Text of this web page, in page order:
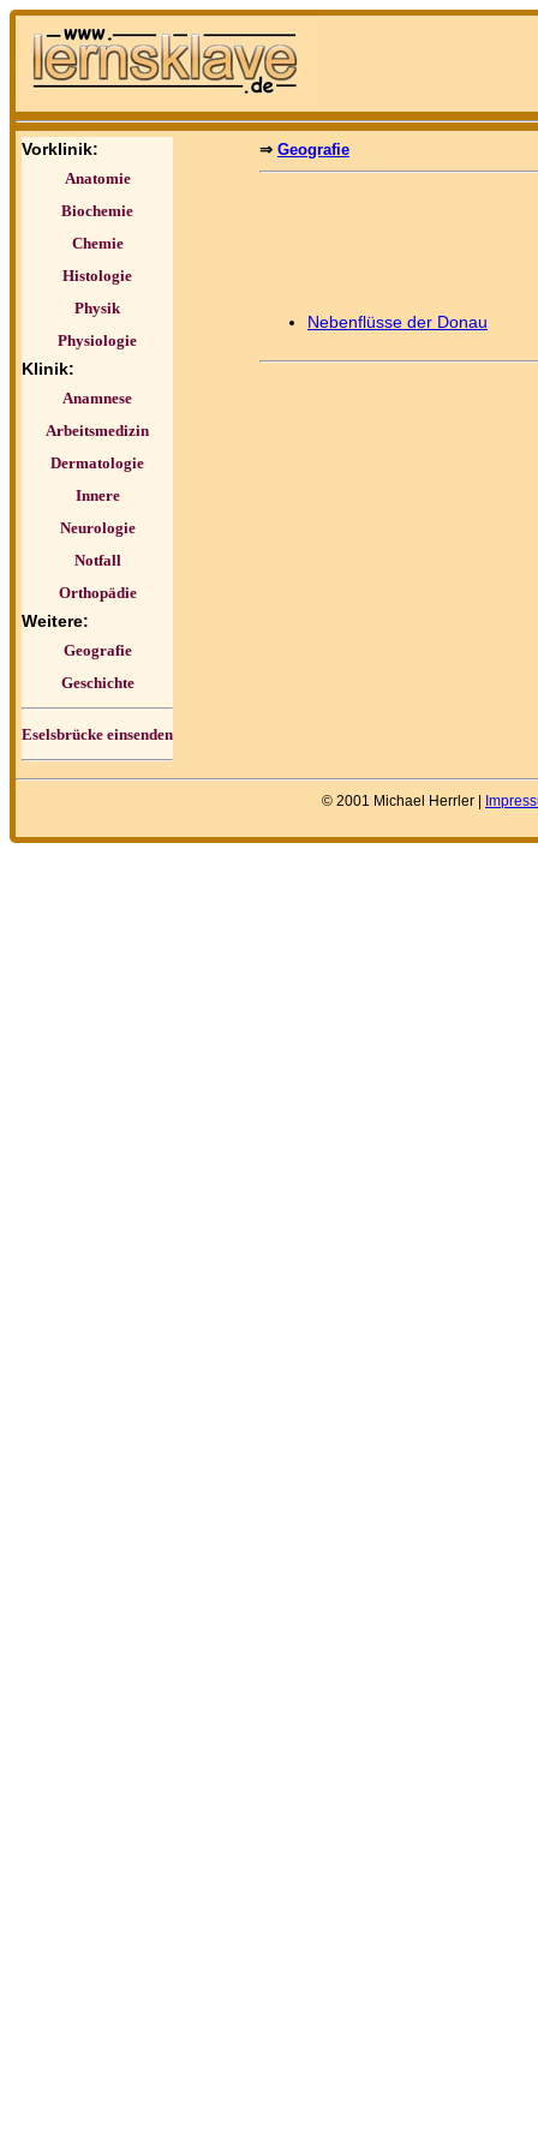
Vorklinik:
Anatomie
Biochemie
Chemie
Histologie
Physik
Physiologie
Klinik:
Anamnese
Arbeitsmedizin
Dermatologie
Innere
Neurologie
Notfall
Orthopädie
Weitere:
Geografie
Geschichte
Eselsbrücke einsenden
⇒ Geografie
Nebenflüsse der Donau
© 2001 Michael Herrler |